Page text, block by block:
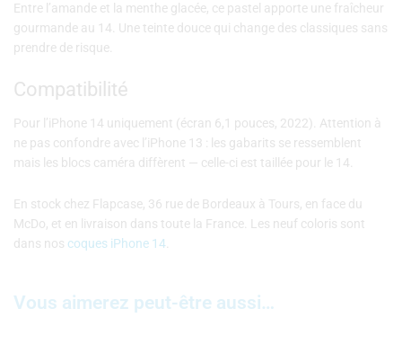
Entre l’amande et la menthe glacée, ce pastel apporte une fraîcheur
gourmande au 14. Une teinte douce qui change des classiques sans
prendre de risque.
Compatibilité
Pour l’iPhone 14 uniquement (écran 6,1 pouces, 2022). Attention à
ne pas confondre avec l’iPhone 13 : les gabarits se ressemblent
mais les blocs caméra diffèrent — celle-ci est taillée pour le 14.
En stock chez Flapcase, 36 rue de Bordeaux à Tours, en face du
McDo, et en livraison dans toute la France. Les neuf coloris sont
dans nos coques iPhone 14
Vous aimerez peut-être aussi…